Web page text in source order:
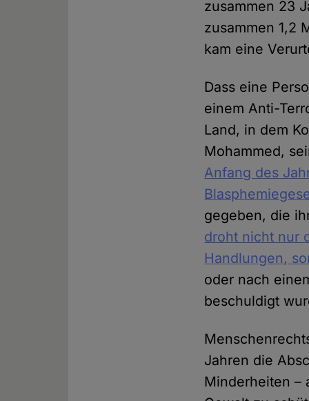
zusammen 23
zusammen 1,2
kam eine
Dass eine
einem Anti-
Land, in dem
Mohammed,
Anfang des
gegeben, die
droht nicht nur
Handlungen,
oder nach
beschuldigt
Jahren die
Minderheiten –